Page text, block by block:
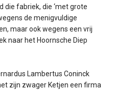
die fabriek, die ‘met grote
de menigvuldige
maar ook wegens een vrij
naar het Hoornsche Diep
Lambertus Coninck
zijn zwager Ketjen een firma